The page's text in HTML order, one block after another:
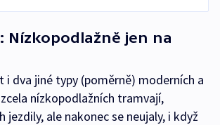
Nízkopodlažně jen na
i dva jiné typy (poměrně) moderních a
nízkopodlažních tramvají,
jezdily, ale nakonec se neujaly, i když